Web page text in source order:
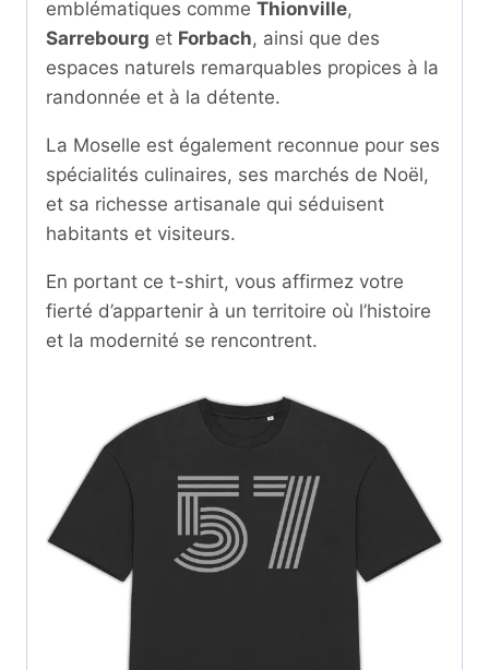
emblématiques comme Thionville,
Sarrebourg et Forbach, ainsi que des
espaces naturels remarquables propices à la
randonnée et à la détente.
La Moselle est également reconnue pour ses
spécialités culinaires, ses marchés de Noël,
et sa richesse artisanale qui séduisent
habitants et visiteurs.
En portant ce t-shirt, vous affirmez votre
fierté d’appartenir à un territoire où l’histoire
et la modernité se rencontrent.